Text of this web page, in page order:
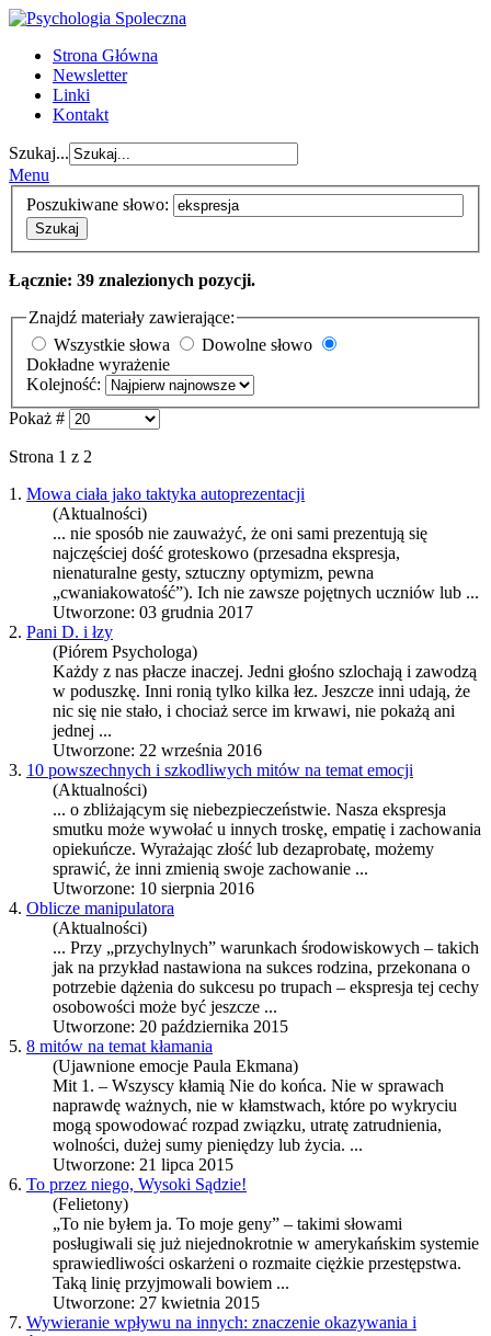
Strona Główna
Newsletter
Linki
Kontakt
Szukaj...
Menu
Poszukiwane słowo:
Szukaj
Łącznie: 39 znalezionych pozycji.
Znajdź materiały zawierające:
Wszystkie słowa
Dowolne słowo
Dokładne wyrażenie
Kolejność:
Pokaż #
Strona 1 z 2
1. Mowa ciała jako taktyka autoprezentacji
(Aktualności)
... nie sposób nie zauważyć, że oni sami prezentują się
najczęściej dość groteskowo (przesadna ekspresja,
nienaturalne gesty, sztuczny optymizm, pewna
„cwaniakowatość”). Ich nie zawsze pojętnych uczniów lub ...
Utworzone: 03 grudnia 2017
2. Pani D. i łzy
(Piórem Psychologa)
Każdy z nas płacze inaczej. Jedni głośno szlochają i zawodzą
w poduszkę. Inni ronią tylko kilka łez. Jeszcze inni udają, że
nic się nie stało, i chociaż serce im krwawi, nie pokażą ani
jednej ...
Utworzone: 22 września 2016
3. 10 powszechnych i szkodliwych mitów na temat emocji
(Aktualności)
... o zbliżającym się niebezpieczeństwie. Nasza ekspresja
smutku może wywołać u innych troskę, empatię i zachowania
opiekuńcze. Wyrażając złość lub dezaprobatę, możemy
sprawić, że inni zmienią swoje zachowanie ...
Utworzone: 10 sierpnia 2016
4. Oblicze manipulatora
(Aktualności)
... Przy „przychylnych” warunkach środowiskowych – takich
jak na przykład nastawiona na sukces rodzina, przekonana o
potrzebie dążenia do sukcesu po trupach – ekspresja tej cechy
osobowości może być jeszcze ...
Utworzone: 20 października 2015
5. 8 mitów na temat kłamania
(Ujawnione emocje Paula Ekmana)
Mit 1. – Wszyscy kłamią Nie do końca. Nie w sprawach
naprawdę ważnych, nie w kłamstwach, które po wykryciu
mogą spowodować rozpad związku, utratę zatrudnienia,
wolności, dużej sumy pieniędzy lub życia. ...
Utworzone: 21 lipca 2015
6. To przez niego, Wysoki Sądzie!
(Felietony)
„To nie byłem ja. To moje geny” – takimi słowami
posługiwali się już niejednokrotnie w amerykańskim systemie
sprawiedliwości oskarżeni o rozmaite ciężkie przestępstwa.
Taką linię przyjmowali bowiem ...
Utworzone: 27 kwietnia 2015
7. Wywieranie wpływu na innych: znaczenie okazywania i